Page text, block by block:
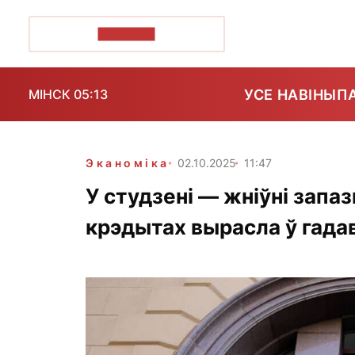
МІНСК 05:13 УСЕ НАВІНЫ
Эканоміка 02.10.2025 11:47
У студзені — жніўні
крэдытах вырасла ў